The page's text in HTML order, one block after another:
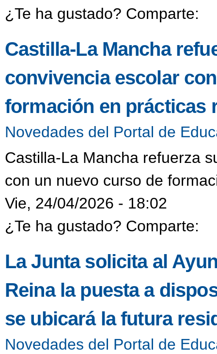
¿Te ha gustado? Comparte:
Castilla-La Mancha
convivencia escolar
formación en prácticas
Novedades del Portal de
Castilla-La Mancha refuerza
con un nuevo curso de
Vie, 24/04/2026 - 18:02
¿Te ha gustado? Comparte:
La Junta solicita al
Reina la puesta a
se ubicará la futura
Novedades del Portal de